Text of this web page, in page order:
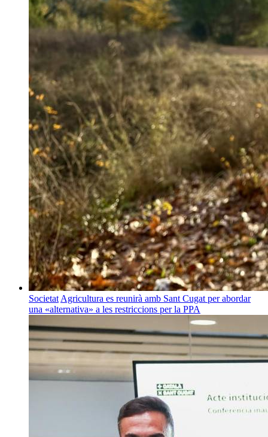
Societat Agricultura es reunirà amb Sant Cugat per abordar
una «alternativa» a les restriccions per la PPA